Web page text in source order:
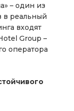
– один из
в реальный
входят
Group –
оператора